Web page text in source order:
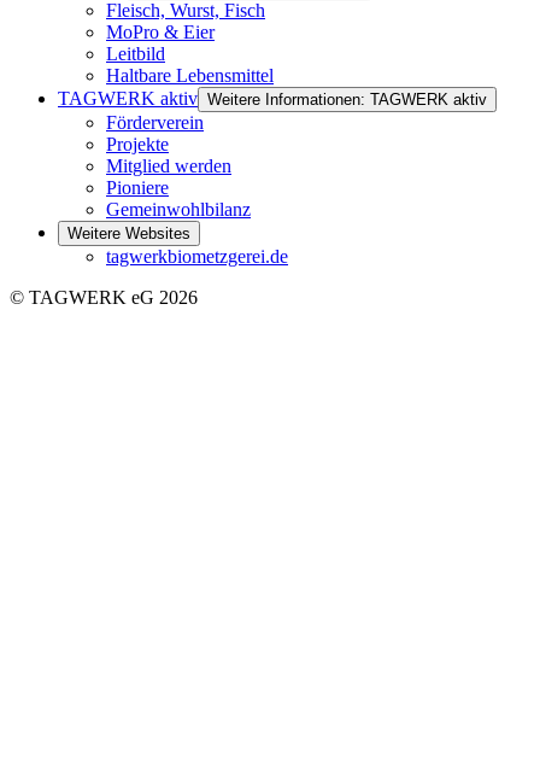
Fleisch, Wurst, Fisch
MoPro & Eier
Leitbild
Haltbare Lebensmittel
TAGWERK aktiv Weitere Informationen: TAGWERK aktiv
Förderverein
Projekte
Mitglied werden
Pioniere
Gemeinwohlbilanz
Weitere Websites
tagwerkbiometzgerei.de
© TAGWERK eG 2026